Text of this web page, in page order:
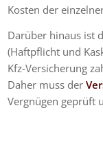
Kosten der
Darüber hinaus ist
(Haftpflicht und
Kfz-Versicherung
Daher muss der
Vergnügen geprüft